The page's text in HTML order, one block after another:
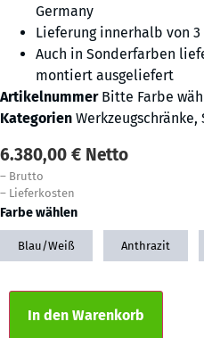
Germany
Lieferung innerhalb von 3
Auch in Sonderfarben
montiert ausgeliefert
Artikelnummer Bitte Farbe
Kategorien Werkzeugschränke,
6.380,00 € Netto
– Brutto
– Lieferkosten
Farbe wählen
Blau/Weiß Anthrazit
In den Warenkorb